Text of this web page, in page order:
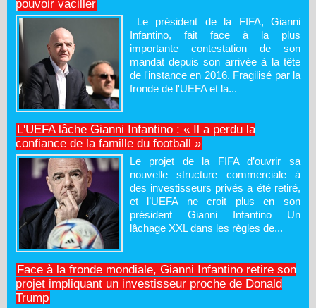
pouvoir vaciller
Le président de la FIFA, Gianni
Infantino, fait face à la plus
importante contestation de son
mandat depuis son arrivée à la tête
de l'instance en 2016. Fragilisé par la
fronde de l'UEFA et la...
L'UEFA lâche Gianni Infantino : « Il a perdu la
confiance de la famille du football »
Le projet de la FIFA d’ouvrir sa
nouvelle structure commerciale à
des investisseurs privés a été retiré,
et l’UEFA ne croit plus en son
président Gianni Infantino Un
lâchage XXL dans les règles de...
Face à la fronde mondiale, Gianni Infantino retire son
projet impliquant un investisseur proche de Donald
Trump